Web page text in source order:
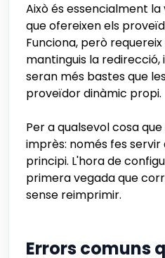
Això és essencialment
que ofereixen els
Funciona, però
mantinguis la
seran més bastes que
proveïdor dinàmic propi.
Per a qualsevol cosa
imprès: només fes servir
principi. L'hora de
primera vegada que
sense reimprimir.
Errors comuns